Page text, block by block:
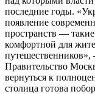
последние годы.
появление
пространств —
комфортной для
Правительство
вернуться к
столица готова